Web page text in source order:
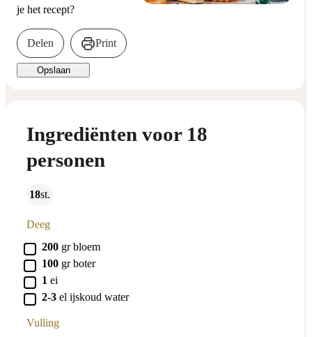
je het recept?
Delen Print
Opslaan
Ingrediënten voor 18
personen
18 st.
Deeg
▢
200 gr bloem
▢
100 gr boter
▢
1 ei
▢
2-3 el ijskoud water
Vulling